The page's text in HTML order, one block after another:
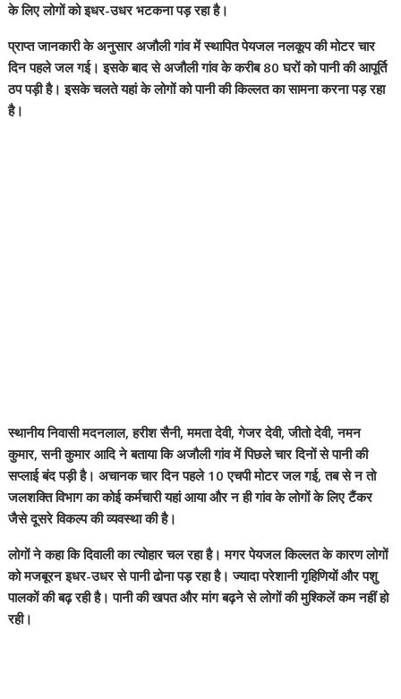
के लिए लोगों को इधर-उधर भटकना पड़ रहा है।
प्राप्त जानकारी के अनुसार अजौली गांव में स्थापित पेयजल नलकूप की मोटर चार
दिन पहले जल गई। इसके बाद से अजौली गांव के करीब 80 घरों को पानी की आपूर्ति
ठप पड़ी है। इसके चलते यहां के लोगों को पानी की किल्लत का सामना करना पड़ रहा
है।
स्थानीय निवासी मदनलाल, हरीश सैनी, ममता देवी, गेजर देवी, जीतो देवी, नमन
कुमार, सनी कुमार आदि ने बताया कि अजौली गांव में पिछले चार दिनों से पानी की
सप्लाई बंद पड़ी है। अचानक चार दिन पहले 10 एचपी मोटर जल गई, तब से न तो
जलशक्ति विभाग का कोई कर्मचारी यहां आया और न ही गांव के लोगों के लिए टैंकर
जैसे दूसरे विकल्प की व्यवस्था की है।
लोगों ने कहा कि दिवाली का त्योहार चल रहा है। मगर पेयजल किल्लत के कारण लोगों
को मजबूरन इधर-उधर से पानी ढोना पड़ रहा है। ज्यादा परेशानी गृहिणियों और पशु
पालकों की बढ़ रही है। पानी की खपत और मांग बढ़ने से लोगों की मुश्किलें कम नहीं हो
रही।